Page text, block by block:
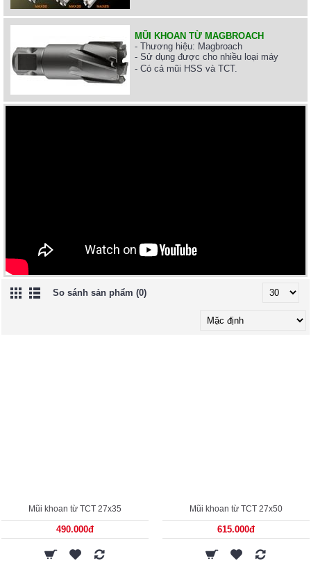
MŨI KHOAN TỪ MAGBROACH
- Thương hiệu: Magbroach
- Sử dụng được cho nhiều loại máy
- Có cả mũi HSS và TCT.
So sánh sản phẩm (0)
Mũi khoan từ TCT 27x35
490.000đ
Mũi khoan từ TCT 27x50
615.000đ